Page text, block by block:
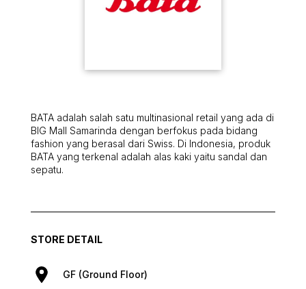
BATA adalah salah satu multinasional retail yang ada di
BIG Mall Samarinda dengan berfokus pada bidang
fashion yang berasal dari Swiss. Di Indonesia, produk
BATA yang terkenal adalah alas kaki yaitu sandal dan
sepatu.
STORE DETAIL
GF (Ground Floor)